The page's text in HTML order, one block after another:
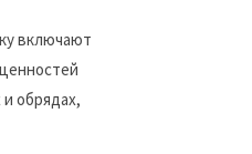
включают
обрядах,